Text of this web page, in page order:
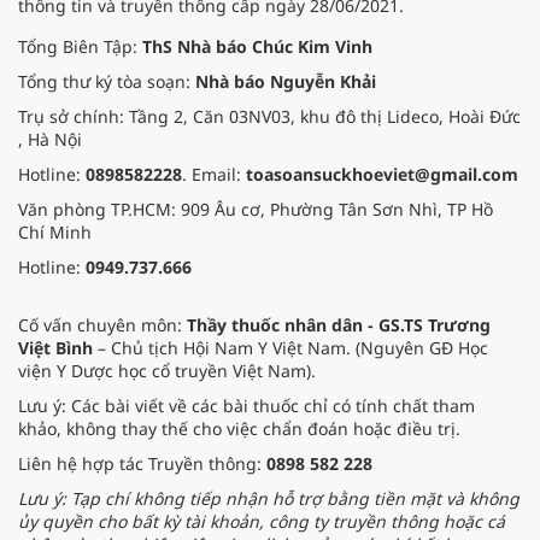
thông tin và truyền thông cấp ngày 28/06/2021.
Tổng Biên Tập: ThS Nhà báo Chúc Kim Vinh
Tổng thư ký tòa soạn: Nhà báo Nguyễn Khải
Trụ sở chính: Tầng 2, Căn 03NV03, khu đô thị Lideco, Hoài Đức
, Hà Nội
Hotline: 0898582228. Email: toasoansuckhoeviet@gmail.com
Văn phòng TP.HCM: 909 Âu cơ, Phường Tân Sơn Nhì, TP Hồ
Chí Minh
Hotline: 0949.737.666
Cố vấn chuyên môn: Thầy thuốc nhân dân - GS.TS Trương
Việt Bình – Chủ tịch Hội Nam Y Việt Nam. (Nguyên GĐ Học
viện Y Dược học cổ truyền Việt Nam).
Lưu ý: Các bài viết về các bài thuốc chỉ có tính chất tham
khảo, không thay thế cho việc chẩn đoán hoặc điều trị.
Liên hệ hợp tác Truyền thông: 0898 582 228
Lưu ý: Tạp chí không tiếp nhận hỗ trợ bằng tiền mặt và không
ủy quyền cho bất kỳ tài khoản, công ty truyền thông hoặc cá